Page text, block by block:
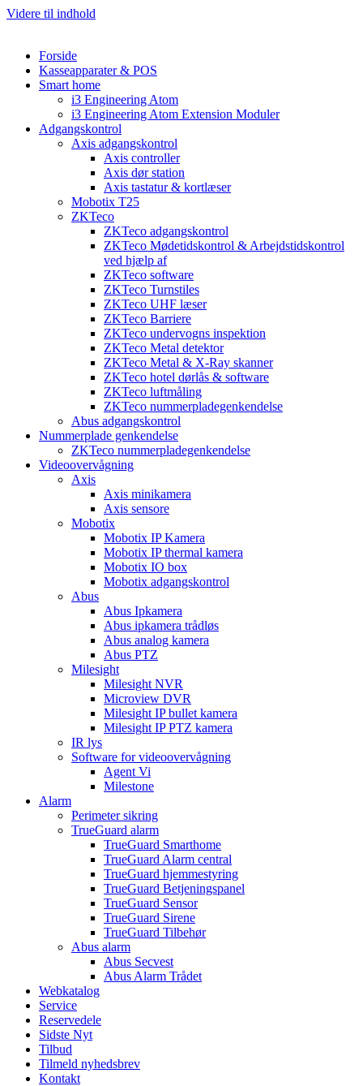
Videre til indhold
Forside
Kasseapparater & POS
Smart home
i3 Engineering Atom
i3 Engineering Atom Extension Moduler
Adgangskontrol
Axis adgangskontrol
Axis controller
Axis dør station
Axis tastatur & kortlæser
Mobotix T25
ZKTeco
ZKTeco adgangskontrol
ZKTeco Mødetidskontrol & Arbejdstidskontrol
ved hjælp af
ZKTeco software
ZKTeco Turnstiles
ZKTeco UHF læser
ZKTeco Barriere
ZKTeco undervogns inspektion
ZKTeco Metal detektor
ZKTeco Metal & X-Ray skanner
ZKTeco hotel dørlås & software
ZKTeco luftmåling
ZKTeco nummerpladegenkendelse
Abus adgangskontrol
Nummerplade genkendelse
ZKTeco nummerpladegenkendelse
Videoovervågning
Axis
Axis minikamera
Axis sensore
Mobotix
Mobotix IP Kamera
Mobotix IP thermal kamera
Mobotix IO box
Mobotix adgangskontrol
Abus
Abus Ipkamera
Abus ipkamera trådløs
Abus analog kamera
Abus PTZ
Milesight
Milesight NVR
Microview DVR
Milesight IP bullet kamera
Milesight IP PTZ kamera
IR lys
Software for videoovervågning
Agent Vi
Milestone
Alarm
Perimeter sikring
TrueGuard alarm
TrueGuard Smarthome
TrueGuard Alarm central
TrueGuard hjemmestyring
TrueGuard Betjeningspanel
TrueGuard Sensor
TrueGuard Sirene
TrueGuard Tilbehør
Abus alarm
Abus Secvest
Abus Alarm Trådet
Webkatalog
Service
Reservedele
Sidste Nyt
Tilbud
Tilmeld nyhedsbrev
Kontakt